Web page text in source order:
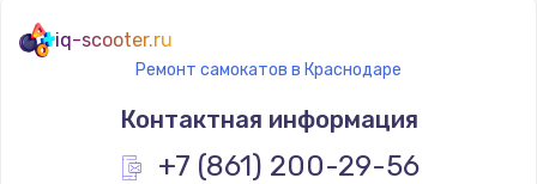
Замена термостата
1200 руб.
Заказать
iq-scooter.ru
Ремонт самокатов в Краснодаре
Контактная информация
+7 (861) 200-29-56